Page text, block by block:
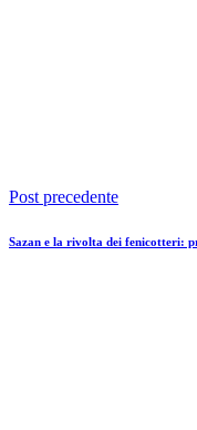
Post precedente
Sazan e la rivolta dei fenicotteri: